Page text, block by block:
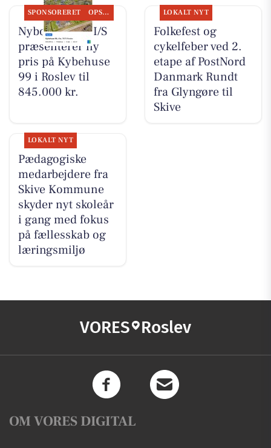
SPONSORERET OPSLAGSTAVLEN
Nybolig Skive I/S
præsenterer ny
pris på Kybehuse
99 i Roslev til
845.000 kr.
LOKALT NYT
Folkefest og
cykelfeber ved 2.
etape af PostNord
Danmark Rundt
fra Glyngøre til
Skive
LOKALT NYT
Pædagogiske
medarbejdere fra
Skive Kommune
skyder nyt skoleår
i gang med fokus
på fællesskab og
læringsmiljø
VORES Roslev
OM VORES DIGITAL